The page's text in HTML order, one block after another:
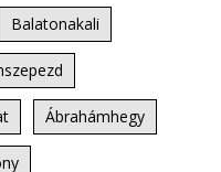
Balatonakali
Ábrahámhegy